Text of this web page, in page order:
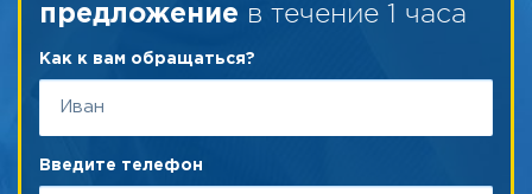
предложение в течение 1 часа
Как к вам обращаться?
Введите телефон